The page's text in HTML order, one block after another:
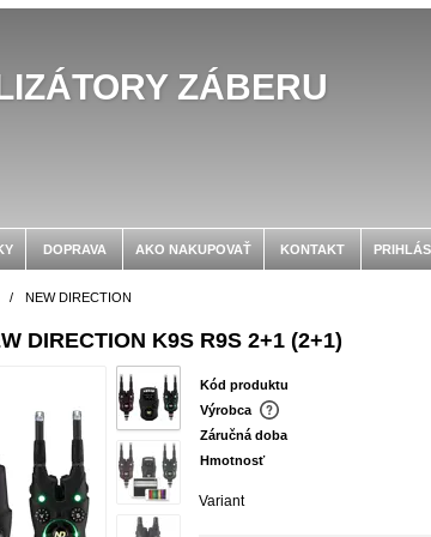
ZÁBERU
DOPRAVA AKO NAKUPOVAŤ KONTAKT
/ NEW DIRECTION
DIRECTION K9S R9S 2+1 (2+1)
Kód produktu
Výrobca
Záručná doba
Hmotnosť
Variant